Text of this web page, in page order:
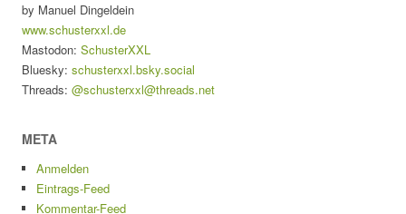
by Manuel Dingeldein
www.schusterxxl.de
Mastodon: SchusterXXL
Bluesky: schusterxxl.bsky.social
Threads: @schusterxxl@threads.net
META
Anmelden
Eintrags-Feed
Kommentar-Feed